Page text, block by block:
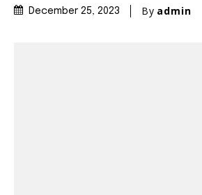
December 25, 2023 By admin